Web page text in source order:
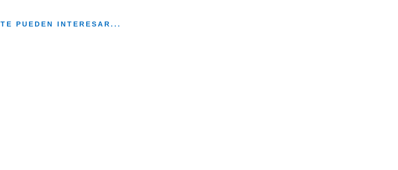
TE PUEDEN INTERESAR...